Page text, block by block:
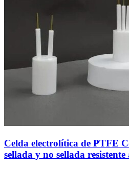
Celda electrolítica de PTFE
sellada y no sellada